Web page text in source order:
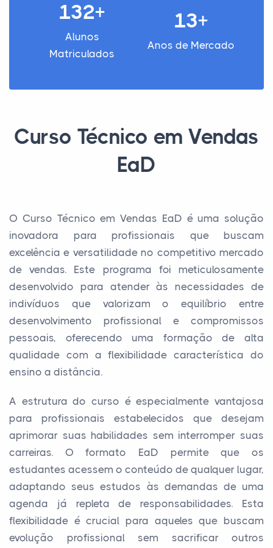
132+
Alunos
Matriculados
13+
Anos de Mercado
Curso Técnico em Vendas
EaD
O Curso Técnico em Vendas EaD é uma solução
inovadora para profissionais que buscam
excelência e versatilidade no competitivo mercado
de vendas. Este programa foi meticulosamente
desenvolvido para atender às necessidades de
indivíduos que valorizam o equilíbrio entre
desenvolvimento profissional e compromissos
pessoais, oferecendo uma formação de alta
qualidade com a flexibilidade característica do
ensino a distância.
A estrutura do curso é especialmente vantajosa
para profissionais estabelecidos que desejam
aprimorar suas habilidades sem interromper suas
carreiras. O formato EaD permite que os
estudantes acessem o conteúdo de qualquer lugar,
adaptando seus estudos às demandas de uma
agenda já repleta de responsabilidades. Esta
flexibilidade é crucial para aqueles que buscam
evolução profissional sem sacrificar outros